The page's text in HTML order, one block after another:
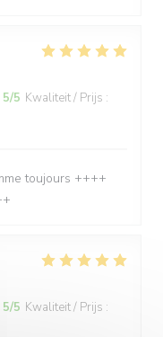
5/5 Kwaliteit / Prijs :
toujours ++++
5/5 Kwaliteit / Prijs :